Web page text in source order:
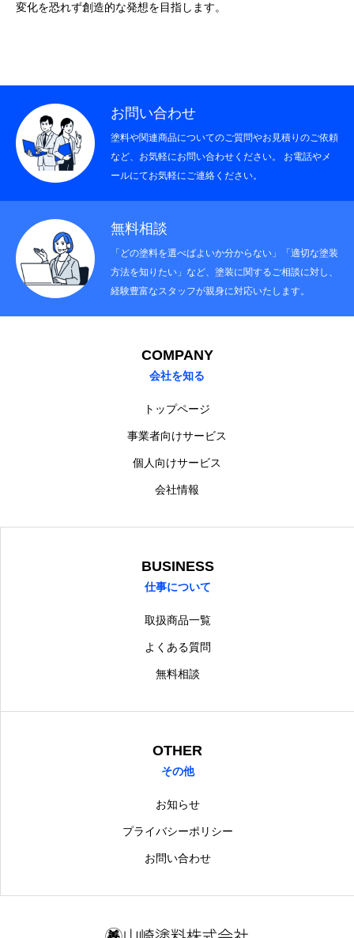
変化を恐れず創造的な発想を目指します。
お問い合わせ
塗料や関連商品についてのご質問やお見積りのご依頼
など、お気軽にお問い合わせください。 お電話やメ
ールにてお気軽にご連絡ください。
無料相談
「どの塗料を選べばよいか分からない」「適切な塗装
方法を知りたい」など、塗装に関するご相談に対し、
経験豊富なスタッフが親身に対応いたします。
COMPANY
会社を知る
トップページ
事業者向けサービス
個人向けサービス
会社情報
BUSINESS
仕事について
取扱商品一覧
よくある質問
無料相談
OTHER
その他
お知らせ
プライバシーポリシー
お問い合わせ